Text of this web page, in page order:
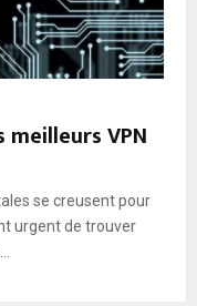
meilleurs VPN
se creusent pour
urgent de trouver